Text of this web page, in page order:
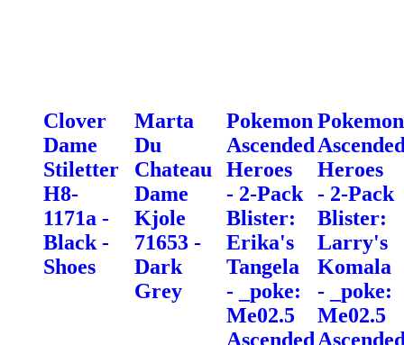
Clover
Dame
Stiletter
H8-
1171a -
Black -
Shoes
Marta
Du
Chateau
Dame
Kjole
71653 -
Dark
Grey
Pokemon
Ascended
Heroes
- 2-Pack
Blister:
Erika's
Tangela
- _poke:
Me02.5
Ascended
Pokemon
Heroes
- 2-Pack
Blister:
Larry's
Komala
- _poke:
Me02.5